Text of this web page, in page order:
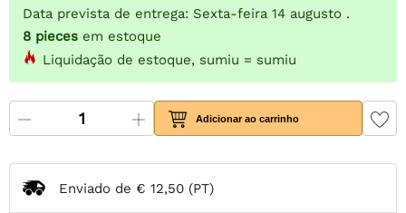
Data prevista de entrega: Sexta-feira 14 augusto .
8 pieces em estoque
Liquidação de estoque, sumiu = sumiu
Adicionar ao carrinho
Enviado de € 12,50 (PT)